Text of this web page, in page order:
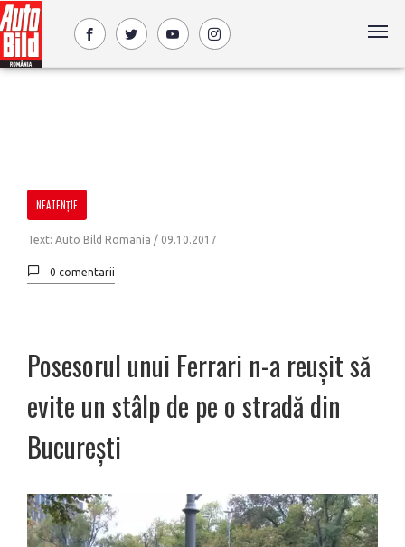
NEATENŢIE
Text: Auto Bild Romania / 09.10.2017
0 comentarii
Posesorul unui Ferrari n-a reuşit să
evite un stâlp de pe o stradă din
Bucureşti